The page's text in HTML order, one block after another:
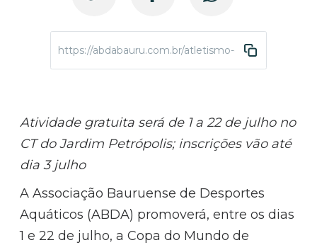
https://abdabauru.com.br/atletismo-copa-ferias-2026
Atividade gratuita será de 1 a 22 de julho no
CT do Jardim Petrópolis; inscrições vão até
dia 3 julho
A Associação Bauruense de Desportes
Aquáticos (ABDA) promoverá, entre os dias
1 e 22 de julho, a Copa do Mundo de